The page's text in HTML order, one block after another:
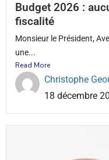
Budget 2026 :
fiscalité
Monsieur le Président,
une...
Read More
Christophe
18 décembre